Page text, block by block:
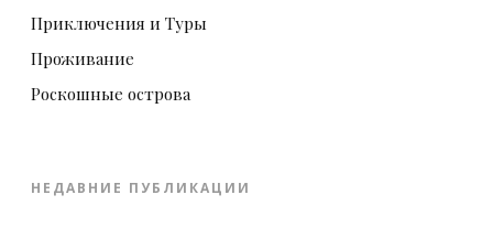
Приключения и Туры
Проживание
Роскошные острова
НЕДАВНИЕ ПУБЛИКАЦИИ